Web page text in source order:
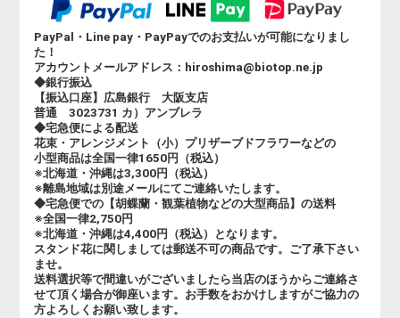
PayPal・Line pay・PayPayでのお支払いが可能になりまし
た！
アカウントメールアドレス：hiroshima@biotop.ne.jp
◆銀行振込
【振込口座】広島銀行 大阪支店
普通 3023731 カ）アンブレラ
◆宅急便による配送
花束・アレンジメント（小）プリザーブドフラワーなどの
小型商品は全国一律1650円（税込）
※北海道・沖縄は3,300円（税込）
※離島地域は別途メールにてご連絡いたします。
◆宅急便での【胡蝶蘭・観葉植物などの大型商品】の送料
※全国一律2,750円
※北海道・沖縄は4,400円（税込）となります。
スタンド花に関しましては郵送不可の商品です。ご了承下さい
ませ。
送料選択等で間違いがございましたら当店のほうからご連絡さ
せて頂く場合が御座います。お手数をおかけしますがご協力の
方よろしくお願い致します。